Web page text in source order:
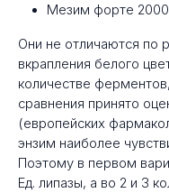
Мезим форте
Они не отличаются по
вкрапления белого
количестве
сравнения принято
(европейских
энзим наиболее
Поэтому в первом
Ед. липазы, а во 2 и 3